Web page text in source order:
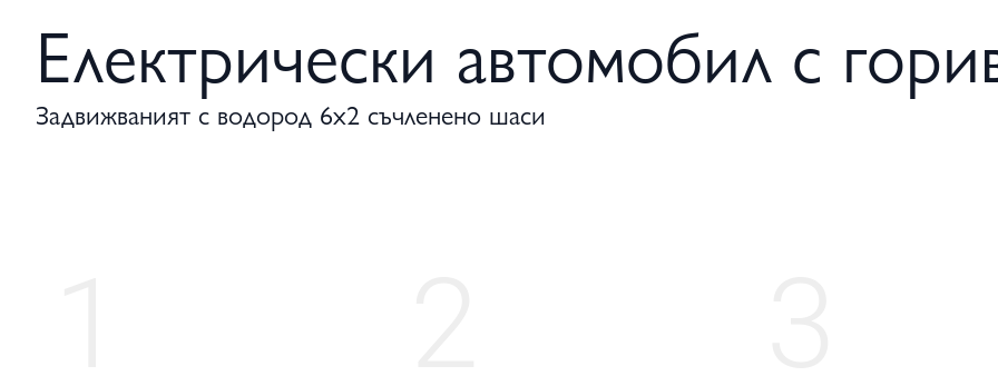
Електрически автомобил с
Задвижваният с водород 6x2 съчленено шаси